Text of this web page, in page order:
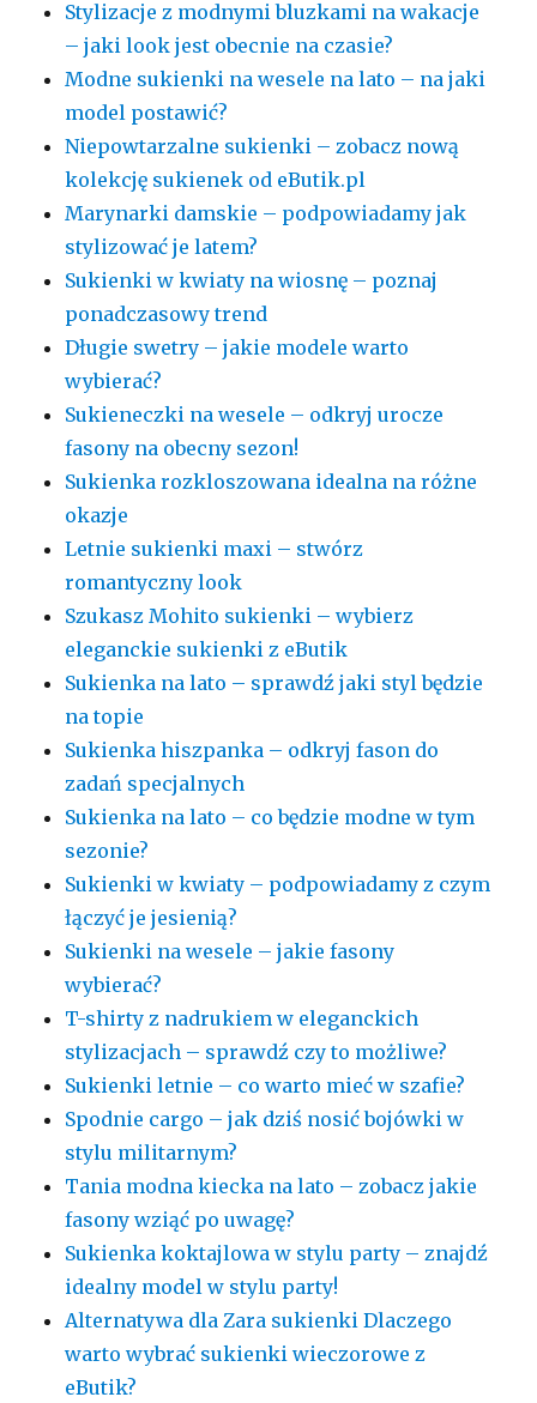
Stylizacje z modnymi bluzkami na wakacje
– jaki look jest obecnie na czasie?
Modne sukienki na wesele na lato – na jaki
model postawić?
Niepowtarzalne sukienki – zobacz nową
kolekcję sukienek od eButik.pl
Marynarki damskie – podpowiadamy jak
stylizować je latem?
Sukienki w kwiaty na wiosnę – poznaj
ponadczasowy trend
Długie swetry – jakie modele warto
wybierać?
Sukieneczki na wesele – odkryj urocze
fasony na obecny sezon!
Sukienka rozkloszowana idealna na różne
okazje
Letnie sukienki maxi – stwórz
romantyczny look
Szukasz Mohito sukienki – wybierz
eleganckie sukienki z eButik
Sukienka na lato – sprawdź jaki styl będzie
na topie
Sukienka hiszpanka – odkryj fason do
zadań specjalnych
Sukienka na lato – co będzie modne w tym
sezonie?
Sukienki w kwiaty – podpowiadamy z czym
łączyć je jesienią?
Sukienki na wesele – jakie fasony
wybierać?
T-shirty z nadrukiem w eleganckich
stylizacjach – sprawdź czy to możliwe?
Sukienki letnie – co warto mieć w szafie?
Spodnie cargo – jak dziś nosić bojówki w
stylu militarnym?
Tania modna kiecka na lato – zobacz jakie
fasony wziąć po uwagę?
Sukienka koktajlowa w stylu party – znajdź
idealny model w stylu party!
Alternatywa dla Zara sukienki Dlaczego
warto wybrać sukienki wieczorowe z
eButik?